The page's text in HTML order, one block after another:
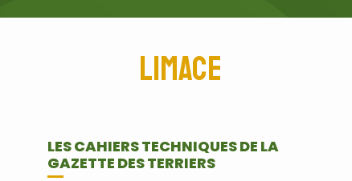
Limace
LES CAHIERS TECHNIQUES DE LA
GAZETTE DES TERRIERS